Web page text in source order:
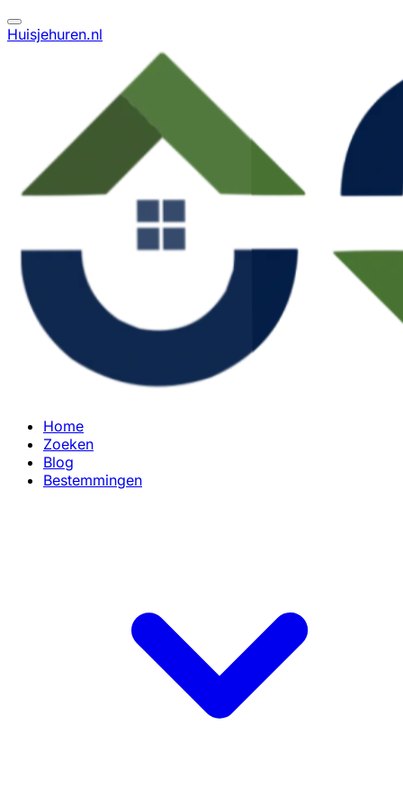
Huisjehuren.nl
Home
Zoeken
Blog
Bestemmingen